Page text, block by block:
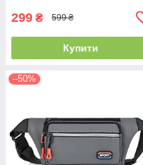
299 ₴ 599 ₴
Купити
–50%